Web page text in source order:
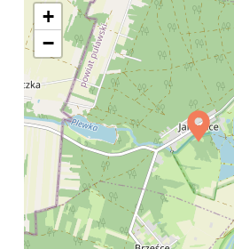
+
−